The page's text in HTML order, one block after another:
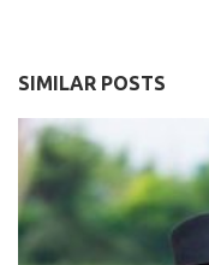
SIMILAR POSTS